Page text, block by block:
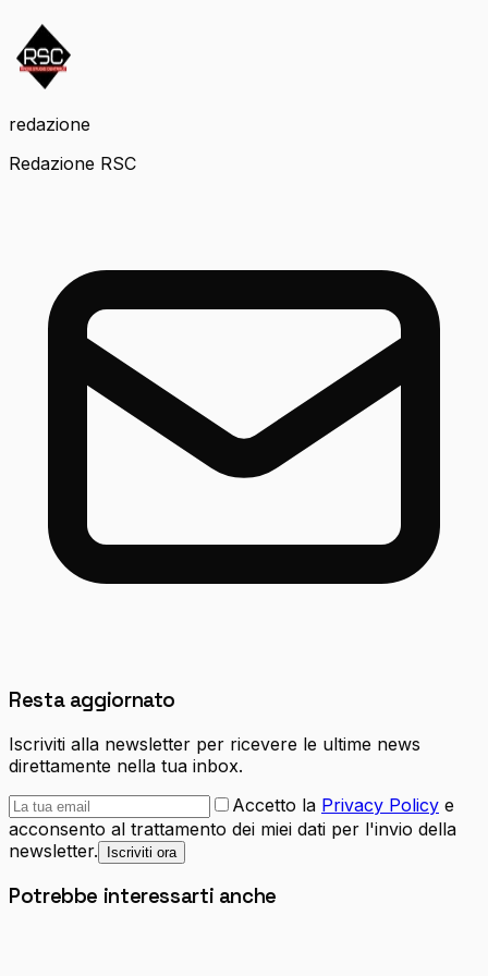
redazione
Redazione RSC
Resta aggiornato
Iscriviti alla newsletter per ricevere le ultime news
direttamente nella tua inbox.
Accetto la Privacy Policy e
acconsento al trattamento dei miei dati per l'invio della
newsletter.
Iscriviti ora
Potrebbe interessarti anche